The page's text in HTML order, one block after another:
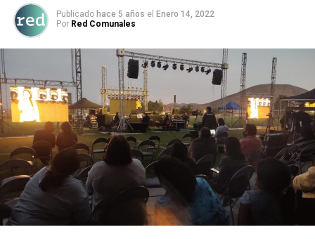
Publicado hace 5 años el Enero 14, 2022
Por Red Comunales